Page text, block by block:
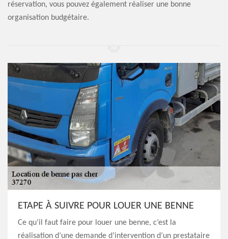
réservation, vous pouvez également réaliser une bonne
organisation budgétaire.
ETAPE À SUIVRE POUR LOUER UNE BENNE
Ce qu’il faut faire pour louer une benne, c’est la
réalisation d’une demande d’intervention d’un prestataire